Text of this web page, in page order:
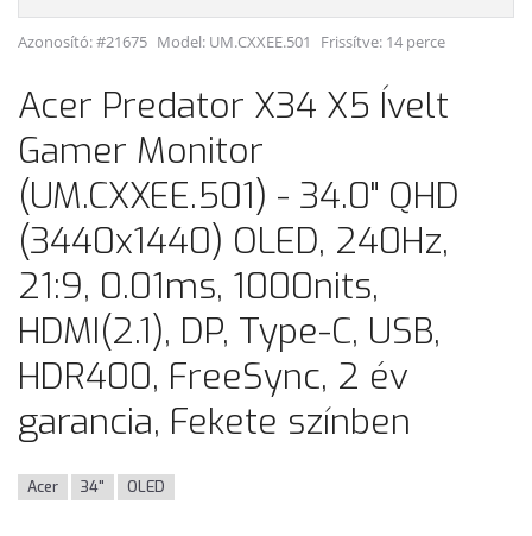
Azonosító: #21675 Model: UM.CXXEE.501 Frissítve: 14 perce
Acer Predator X34 X5 Ívelt
Gamer Monitor
(UM.CXXEE.501) - 34.0" QHD
(3440x1440) OLED, 240Hz,
21:9, 0.01ms, 1000nits,
HDMI(2.1), DP, Type-C, USB,
HDR400, FreeSync, 2 év
garancia, Fekete színben
Acer 34" OLED